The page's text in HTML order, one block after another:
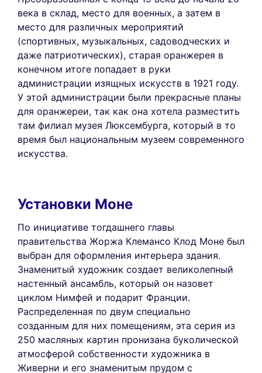
века в склад, место для военных, а затем в
место для различных мероприятий
(спортивных, музыкальных, садоводческих и
даже патриотических), старая оранжерея в
конечном итоге попадает в руки
администрации изящных искусств в 1921 году.
У этой администрации были прекрасные планы
для оранжереи, так как она хотела разместить
там филиал музея Люксембурга, который в то
время был национальным музеем современного
искусства.
Установки Моне
По инициативе тогдашнего главы
правительства Жоржа Клемансо Клод Моне был
выбран для оформления интерьера здания.
Знаменитый художник создает великолепный
настенный ансамбль, который он назовет
циклом Нимфей и подарит Франции.
Распределенная по двум специально
созданным для них помещениям, эта серия из
250 масляных картин пронизана буколической
атмосферой собственности художника в
Живерни и его знаменитым прудом с